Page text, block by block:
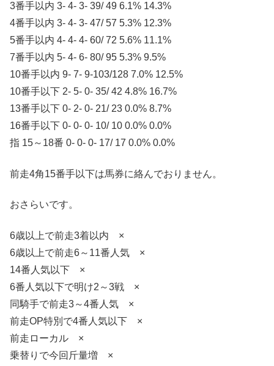
3番手以内 3- 4- 3- 39/ 49 6.1% 14.3%
4番手以内 3- 4- 3- 47/ 57 5.3% 12.3%
5番手以内 4- 4- 4- 60/ 72 5.6% 11.1%
7番手以内 5- 4- 6- 80/ 95 5.3% 9.5%
10番手以内 9- 7- 9-103/128 7.0% 12.5%
10番手以下 2- 5- 0- 35/ 42 4.8% 16.7%
13番手以下 0- 2- 0- 21/ 23 0.0% 8.7%
16番手以下 0- 0- 0- 10/ 10 0.0% 0.0%
指 15～18番 0- 0- 0- 17/ 17 0.0% 0.0%
前走4角15番手以下は馬券に絡んでおりません。
おさらいです。
6歳以上で前走3着以内 ×
6歳以上で前走6～11番人気 ×
14番人気以下 ×
6番人気以下で明け2～3戦 ×
同騎手で前走3～4番人気 ×
前走OP特別で4番人気以下 ×
前走ローカル ×
乗替りで今回斤量増 ×